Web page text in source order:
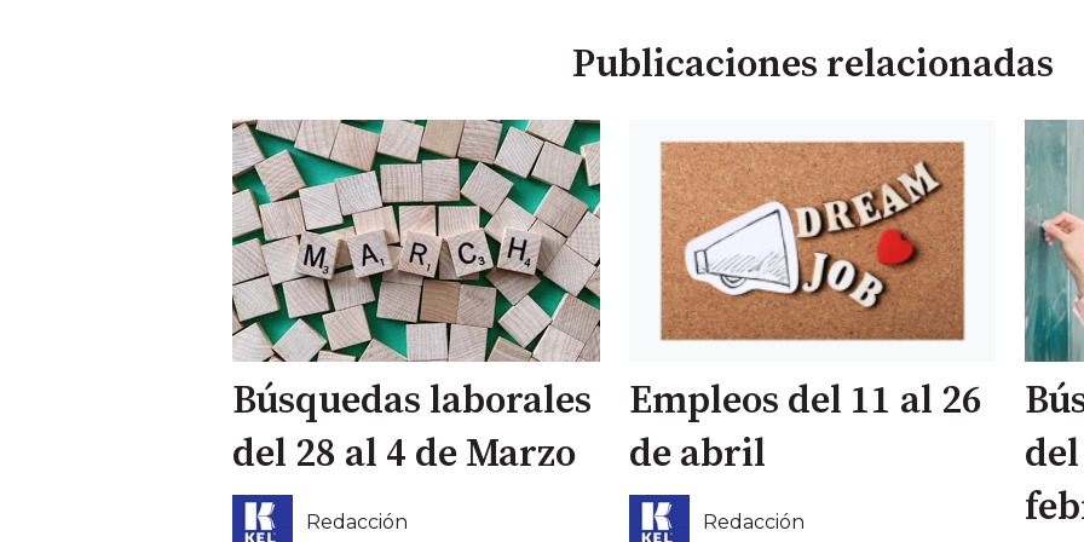
Publicaciones relacionadas
Búsquedas laborales
del 28 al 4 de Marzo
Redacción
Empleos del 11 al 26
de abril
Redacción